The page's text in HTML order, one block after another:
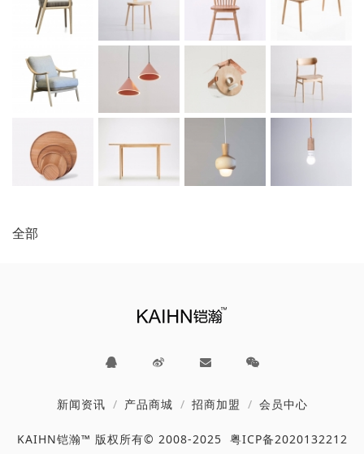
全部
新闻资讯 产品商城 招商加盟 会员中心
KAIHN铠瀚™ 版权所有© 2008-2025 粤ICP备2020132212